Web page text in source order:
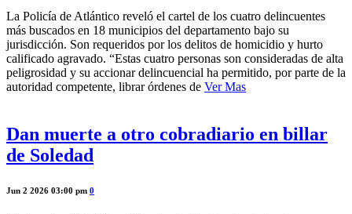
La Policía de Atlántico reveló el cartel de los cuatro delincuentes
más buscados en 18 municipios del departamento bajo su
jurisdicción. Son requeridos por los delitos de homicidio y hurto
calificado agravado. “Estas cuatro personas son consideradas de alta
peligrosidad y su accionar delincuencial ha permitido, por parte de la
autoridad competente, librar órdenes de Ver Mas
Dan muerte a otro cobradiario en billar
de Soledad
Jun 2 2026 03:00 pm 0